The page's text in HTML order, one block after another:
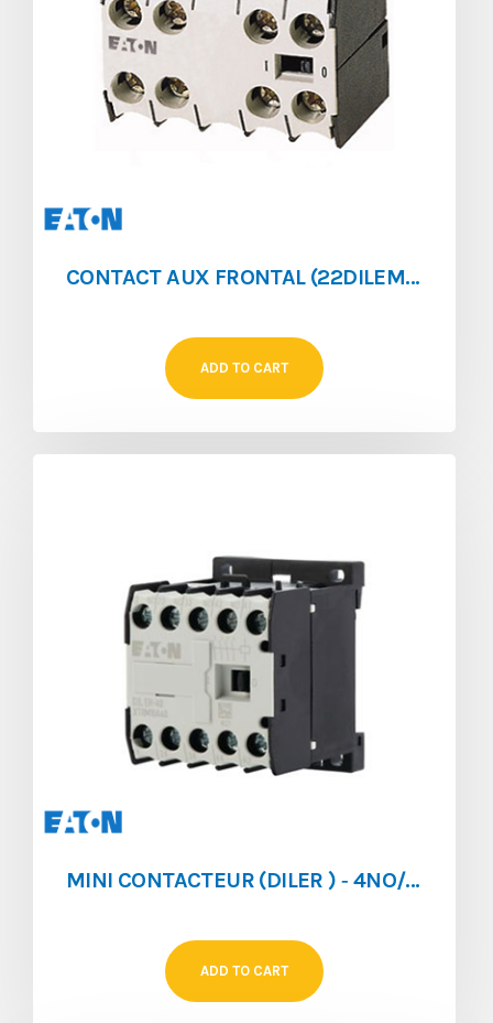
CONTACT AUX FRONTAL (22DILEM) 1NO/1NF POUR (DILEM)
ADD TO CART
MINI CONTACTEUR (DILER ) ‐ 4NO/0NF ‐ 6A ‐ 220V/AC
ADD TO CART